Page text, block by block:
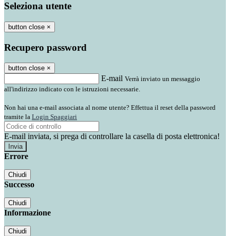
Seleziona utente
button close ×
Recupero password
button close ×
E-mail Verrà inviato un messaggio
all'indirizzo indicato con le istruzioni necessarie.
Non hai una e-mail associata al nome utente? Effettua il reset della password
tramite la Login Spaggiari
E-mail inviata, si prega di controllare la casella di posta elettronica!
Errore
Chiudi
Successo
Chiudi
Informazione
Chiudi